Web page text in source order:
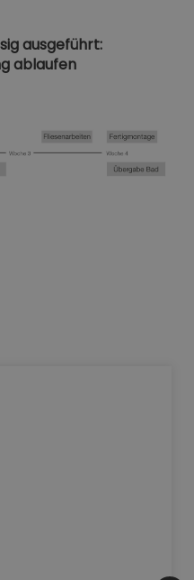
ausgeführt:
ablaufen